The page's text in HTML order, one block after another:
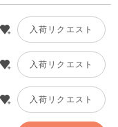
入荷リクエスト
入荷リクエスト
入荷リクエスト